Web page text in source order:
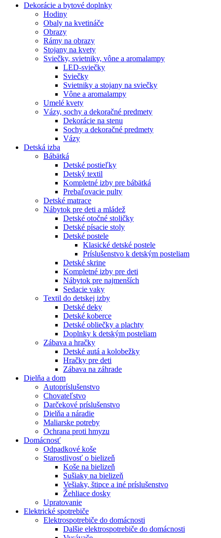
Dekorácie a bytové doplnky
Hodiny
Obaly na kvetináče
Obrazy
Rámy na obrazy
Stojany na kvety
Sviečky, svietniky, vône a aromalampy
LED-sviečky
Sviečky
Svietniky a stojany na sviečky
Vône a aromalampy
Umelé kvety
Vázy, sochy a dekoračné predmety
Dekorácie na stenu
Sochy a dekoračné predmety
Vázy
Detská izba
Bábätká
Detské postieľky
Detský textil
Kompletné izby pre bábätká
Prebaľovacie pulty
Detské matrace
Nábytok pre deti a mládež
Detské otočné stoličky
Detské písacie stoly
Detské postele
Klasické detské postele
Príslušenstvo k detským posteliam
Detské skrine
Kompletné izby pre deti
Nábytok pre najmenších
Sedacie vaky
Textil do detskej izby
Detské deky
Detské koberce
Detské obliečky a plachty
Doplnky k detským posteliam
Zábava a hračky
Detské autá a kolobežky
Hračky pre deti
Zábava na záhrade
Dielňa a dom
Autopríslušenstvo
Chovateľstvo
Darčekové príslušenstvo
Dielňa a náradie
Maliarske potreby
Ochrana proti hmyzu
Domácnosť
Odpadkové koše
Starostlivosť o bielizeň
Koše na bielizeň
Sušiaky na bielizeň
Vešiaky, štipce a iné príslušenstvo
Žehliace dosky
Upratovanie
Elektrické spotrebiče
Elektrospotrebiče do domácnosti
Dalšie elektrospotrebiče do domácnosti